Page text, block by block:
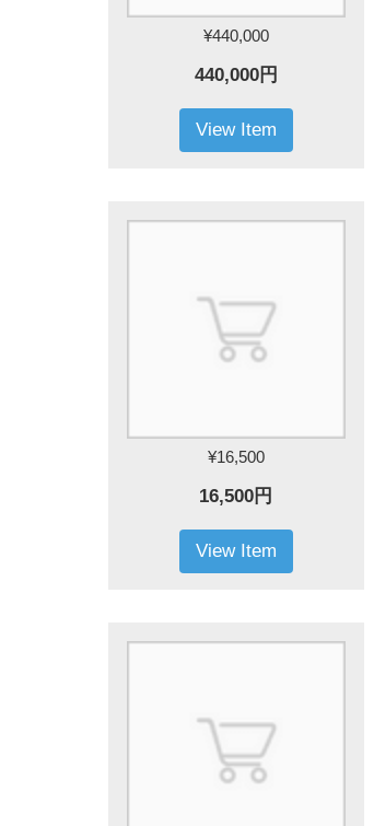
¥440,000
440,000円
View Item
¥16,500
16,500円
View Item